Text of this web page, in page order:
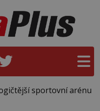
sportovní arénu